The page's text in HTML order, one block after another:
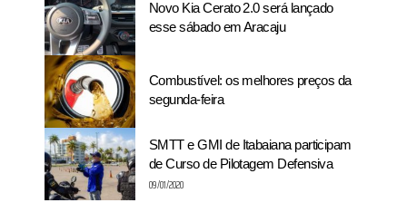
Novo Kia Cerato 2.0 será lançado
esse sábado em Aracaju
Combustível: os melhores preços da
segunda-feira
SMTT e GMI de Itabaiana participam
de Curso de Pilotagem Defensiva
09/01/2020